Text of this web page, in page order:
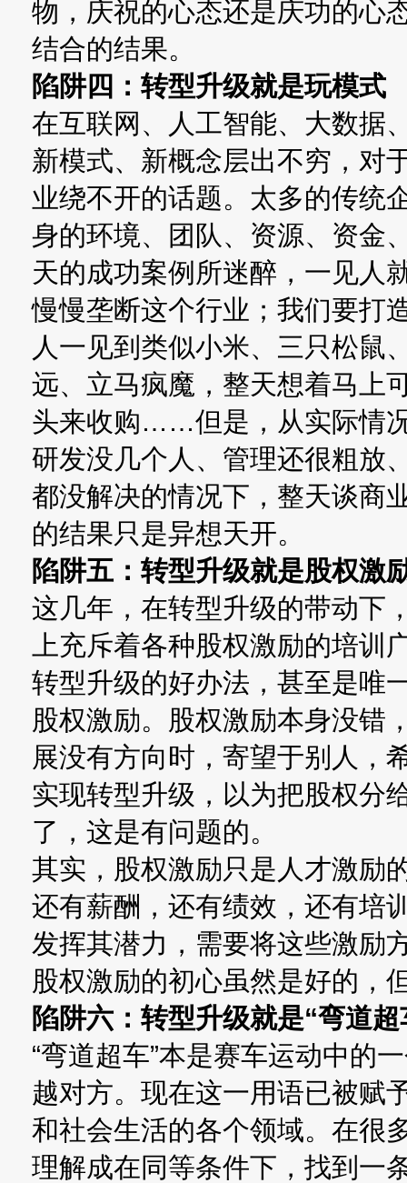
物，庆祝的心态还是庆功的心
结合的结果。
陷阱四：转型升级就是玩模式
在互联网、人工智能、大数据
新模式、新概念层出不穷，对
业绕不开的话题。太多的传统
身的环境、团队、资源、资金
天的成功案例所迷醉，一见人
慢慢垄断这个行业；我们要打
人一见到类似小米、三只松鼠
远、立马疯魔，整天想着马上
头来收购……但是，从实际情
研发没几个人、管理还很粗放
都没解决的情况下，整天谈商
的结果只是异想天开。
陷阱五：转型升级就是股权激
这几年，在转型升级的带动下
上充斥着各种股权激励的培
转型升级的好办法，甚至是唯
股权激励。股权激励本身没错
展没有方向时，寄望于别人，
实现转型升级，以为把股权分
了，这是有问题的。
其实，股权激励只是人才激励
还有薪酬，还有绩效，还有培
发挥其潜力，需要将这些激励
股权激励的初心虽然是好的，
陷阱六：转型升级就是“弯道超
“弯道超车”本是赛车运动中的
越对方。现在这一用语已被赋
和社会生活的各个领域。在很
理解成在同等条件下，找到一